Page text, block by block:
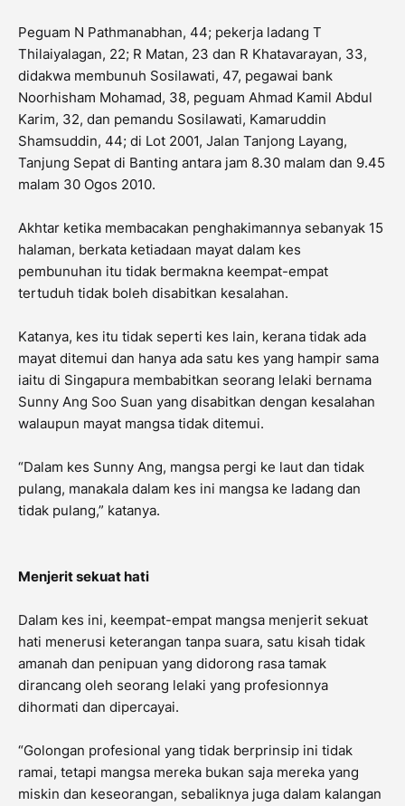
Peguam N Pathmanabhan, 44; pekerja ladang T
Thilaiyalagan, 22; R Matan, 23 dan R Khatavarayan, 33,
didakwa membunuh Sosilawati, 47, pegawai bank
Noorhisham Mohamad, 38, peguam Ahmad Kamil Abdul
Karim, 32, dan pemandu Sosilawati, Kamaruddin
Shamsuddin, 44; di Lot 2001, Jalan Tanjong Layang,
Tanjung Sepat di Banting antara jam 8.30 malam dan 9.45
malam 30 Ogos 2010.
Akhtar ketika membacakan penghakimannya sebanyak 15
halaman, berkata ketiadaan mayat dalam kes
pembunuhan itu tidak bermakna keempat-empat
tertuduh tidak boleh disabitkan kesalahan.
Katanya, kes itu tidak seperti kes lain, kerana tidak ada
mayat ditemui dan hanya ada satu kes yang hampir sama
iaitu di Singapura membabitkan seorang lelaki bernama
Sunny Ang Soo Suan yang disabitkan dengan kesalahan
walaupun mayat mangsa tidak ditemui.
“Dalam kes Sunny Ang, mangsa pergi ke laut dan tidak
pulang, manakala dalam kes ini mangsa ke ladang dan
tidak pulang,” katanya.
Menjerit sekuat hati
Dalam kes ini, keempat-empat mangsa menjerit sekuat
hati menerusi keterangan tanpa suara, satu kisah tidak
amanah dan penipuan yang didorong rasa tamak
dirancang oleh seorang lelaki yang profesionnya
dihormati dan dipercayai.
“Golongan profesional yang tidak berprinsip ini tidak
ramai, tetapi mangsa mereka bukan saja mereka yang
miskin dan keseorangan, sebaliknya juga dalam kalangan